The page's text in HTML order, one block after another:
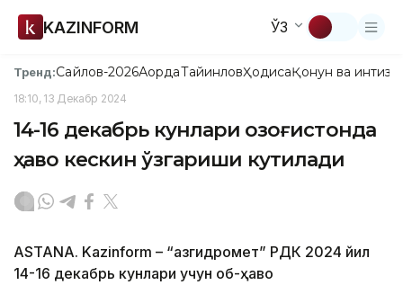
KAZINFORM ЎЗ
Тренд:Сайлов-2026АқордаТайинловҲодисаҚонун ва
18:10, 13 Декабр 2024
14-16 декабрь кунлари Қозоғистонда
ҳаво кескин ўзгариши кутилади
ASTANA. Kazinform – “Қазгидромет” РДК 2024 йил
14-16 декабрь кунлари учун об-ҳаво